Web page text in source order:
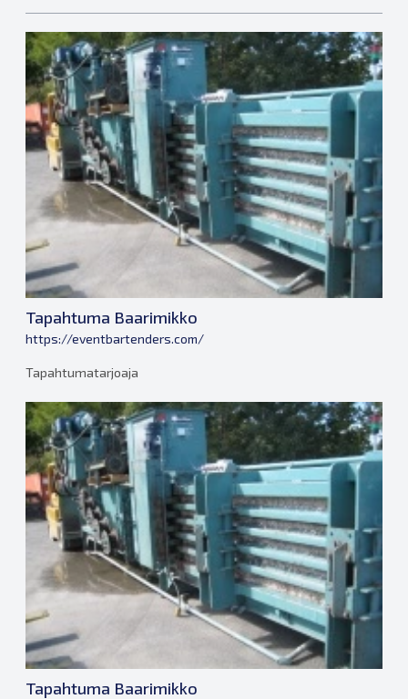
Tapahtuma Baarimikko
https://eventbartenders.com/
Tapahtumatarjoaja
Tapahtuma Baarimikko